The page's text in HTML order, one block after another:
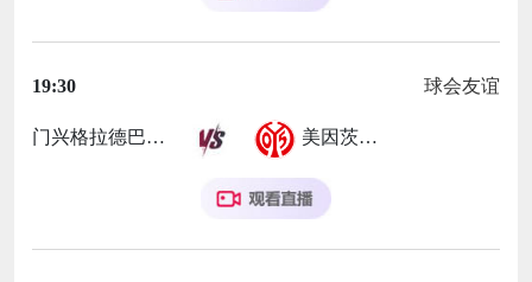
19:30 球会友谊
门兴格拉德巴赫女足 美因茨女足